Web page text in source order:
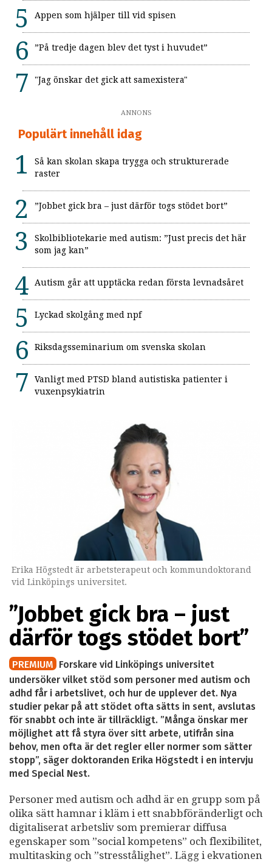
Appen som hjälper till vid spisen
”På tredje dagen blev det tyst i huvudet”
"Jag önskar det gick att samexistera"
ANNONS
Populärt innehåll idag
Så kan skolan skapa trygga och strukturerade
raster
”Jobbet gick bra – just därför togs stödet bort”
Skolbibliotekarie med autism: ”Just precis det här
som jag kan”
Autism går att upptäcka redan första levnadsåret
Lyckad skolgång med npf
Riksdagsseminarium om svenska skolan
Vanligt med PTSD bland autistiska patienter i
vuxenpsykiatrin
Erika Högstedt är arbetsterapeut och kommundoktorand
vid Linköpings universitet.
”Jobbet gick bra – just
därför togs stödet bort”
PREMIUM Forskare vid Linköpings universitet
undersöker vilket stöd som personer med autism och
adhd får i arbetslivet, och hur de upplever det. Nya
studier pekar på att stödet ofta sätts in sent, avslutas
för snabbt och inte är tillräckligt. ”Många önskar mer
möjlighet att få styra över sitt arbete, utifrån sina
behov, men ofta är det regler eller normer som sätter
stopp”, säger doktoranden Erika Högstedt i en intervju
med Special Nest.
Personer med autism och adhd är en grupp som på
olika sätt hamnar i kläm i ett snabbföränderligt och
digitaliserat arbetsliv som premierar diffusa
egenskaper som ”social kompetens” och flexibilitet,
multitasking och ”stresstålighet”. Lägg i ekvationen